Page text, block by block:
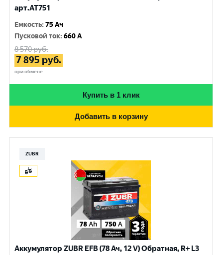
арт.AT751
Емкость:75 Ач
Пусковой ток:660 A
8 570руб.
7 895 руб.
при обмене
Купить в 1 клик
Добавить в корзину
ZUBR
Аккумулятор ZUBR EFB (78 Ач, 12 V) Обратная, R+ L3